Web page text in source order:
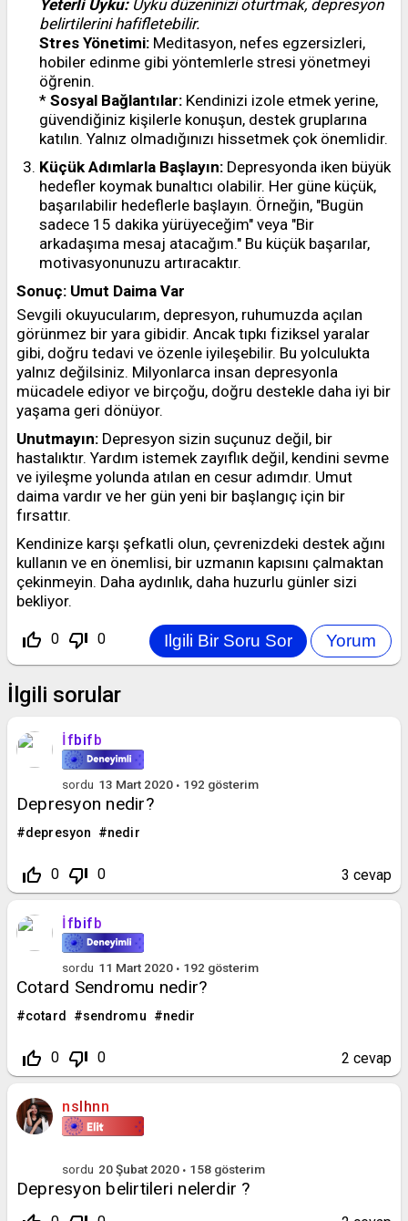
Yeterli Uyku:Uyku düzeninizi oturtmak, depresyon
belirtilerini hafifletebilir.
Stres Yönetimi: Meditasyon, nefes egzersizleri,
hobiler edinme gibi yöntemlerle stresi yönetmeyi
öğrenin.
* Sosyal Bağlantılar: Kendinizi izole etmek yerine,
güvendiğiniz kişilerle konuşun, destek gruplarına
katılın. Yalnız olmadığınızı hissetmek çok önemlidir.
Küçük Adımlarla Başlayın: Depresyonda iken büyük
hedefler koymak bunaltıcı olabilir. Her güne küçük,
başarılabilir hedeflerle başlayın. Örneğin, "Bugün
sadece 15 dakika yürüyeceğim" veya "Bir
arkadaşıma mesaj atacağım." Bu küçük başarılar,
motivasyonunuzu artıracaktır.
Sonuç: Umut Daima Var
Sevgili okuyucularım, depresyon, ruhumuzda açılan
görünmez bir yara gibidir. Ancak tıpkı fiziksel yaralar
gibi, doğru tedavi ve özenle iyileşebilir. Bu yolculukta
yalnız değilsiniz. Milyonlarca insan depresyonla
mücadele ediyor ve birçoğu, doğru destekle daha iyi bir
yaşama geri dönüyor.
Unutmayın: Depresyon sizin suçunuz değil, bir
hastalıktır. Yardım istemek zayıflık değil, kendini sevme
ve iyileşme yolunda atılan en cesur adımdır. Umut
daima vardır ve her gün yeni bir başlangıç için bir
fırsattır.
Kendinize karşı şefkatli olun, çevrenizdeki destek ağını
kullanın ve en önemlisi, bir uzmanın kapısını çalmaktan
çekinmeyin. Daha aydınlık, daha huzurlu günler sizi
bekliyor.
thumb_up_off_alt 0 thumb_down_off_alt 0
İlgili sorular
İfbifb
sordu 13 Mart 2020 192 gösterim
Depresyon nedir?
depresyon nedir
thumb_up_off_alt 0 thumb_down_off_alt 0 3 cevap
İfbifb
sordu 11 Mart 2020 192 gösterim
Cotard Sendromu nedir?
cotard sendromu nedir
thumb_up_off_alt 0 thumb_down_off_alt 0 2 cevap
nslhnn
sordu 20 Şubat 2020 158 gösterim
Depresyon belirtileri nelerdir ?